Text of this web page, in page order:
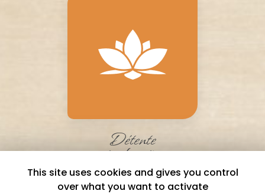
Détente
et relaxation
This site uses cookies and gives you control
over what you want to activate